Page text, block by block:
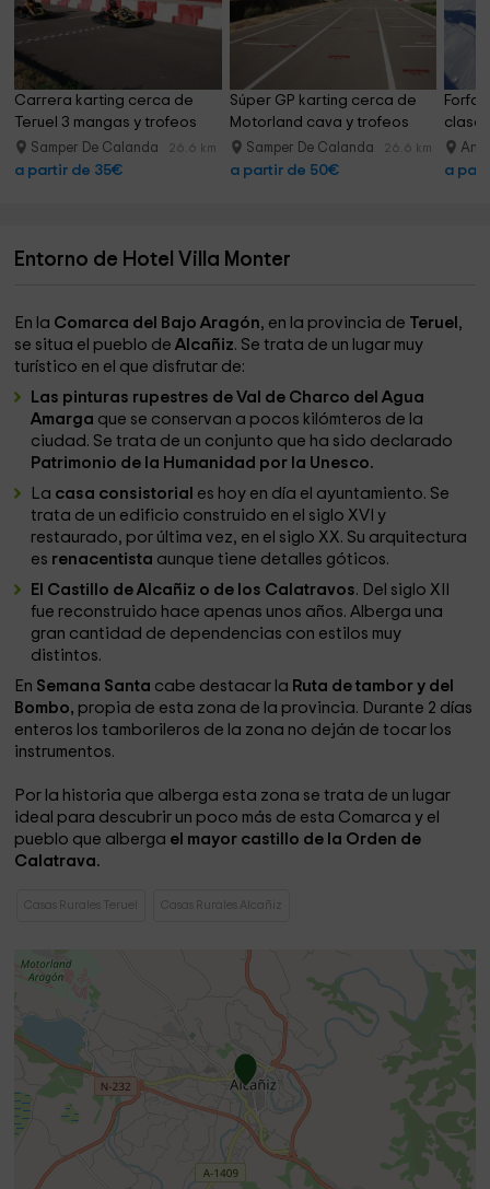
de la región.
El desayuno ofrece todo tipo de repostería del país,
bollería, cereales, embutidos y fiambres, fruta natural,
platos calientes, productos lácteos (yogurt, queso,
bebidas enriquecidas con ácidos lácteos). En todo
momento se desea que todos los platos se elaboren en el
momento, así como el zumo natural recién exprimido. Por
Carrera karting cerca de
Teruel 3 mangas y trofeos
Samper De Calanda 26.6 km
a partir de 35€
Súper GP karting cerca de
Motorland cava y trofeos
Samper De Calanda 26.6 km
a partir de 50€ a
Entorno de Hotel Villa Monter
En la Comarca del Bajo Aragón, en la provincia de Teruel ,
se situa el pueblo deAlcañiz. Se trata de un lugar muy
turístico en el que disfrutar de:
Las pinturas rupestres de Val de Charco del Agua
Amarga que se conservan a pocos kilómteros de la
ciudad. Se trata de un conjunto que ha sido declarado
Patrimonio de la Humanidad por la Unesco.
La casa consistorial es hoy en día el ayuntamiento. Se
trata de un edificio construido en el siglo XVI y
restaurado, por última vez, en el siglo XX. Su arquitectura
es renacentista aunque tiene detalles góticos.
El Castillo de Alcañiz o de los Calatravos. Del siglo XII
fue reconstruido hace apenas unos años. Alberga una
gran cantidad de dependencias con estilos muy
distintos.
En Semana Santa cabe destacar la Ruta de tambor y del
Bombo, propia de esta zona de la provincia. Durante 2 días
enteros los tamborileros de la zona no deján de tocar los
instrumentos.
Por la historia que alberga esta zona se trata de un lugar
ideal para descubrir un poco más de esta Comarca y el
pueblo que alberga el mayor castillo de la Orden de
Calatrava.
Casas Rurales Teruel Casas Rurales Alcañiz